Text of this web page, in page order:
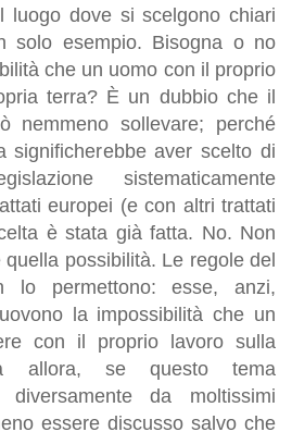
luogo dove si scelgono chiari
solo esempio. Bisogna o no
che un uomo con il proprio
terra? È un dubbio che il
nemmeno sollevare; perché
significherebbe aver scelto di
sistematicamente
europei (e con altri trattati
è stata già fatta. No. Non
possibilità. Le regole del
lo permettono: esse, anzi,
la impossibilità che un
con il proprio lavoro sulla
allora, se questo tema
diversamente da moltissimi
essere discusso salvo che